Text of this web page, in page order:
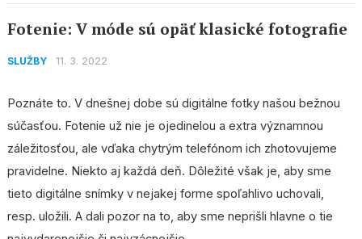
Fotenie: V móde sú opäť klasické fotografie
SLUŽBY 11. 3. 2022
Poznáte to. V dnešnej dobe sú digitálne fotky našou bežnou
súčasťou. Fotenie už nie je ojedinelou a extra významnou
záležitosťou, ale vďaka chytrým telefónom ich zhotovujeme
pravidelne. Niekto aj každá deň. Dôležité však je, aby sme
tieto digitálne snímky v nejakej forme spoľahlivo uchovali,
resp. uložili. A dali pozor na to, aby sme neprišli hlavne o tie